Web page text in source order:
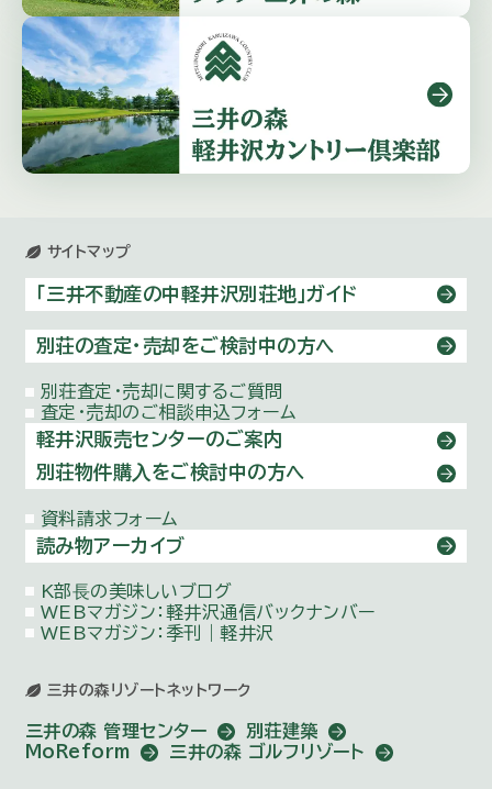
サイトマップ
「三井不動産の中軽井沢別荘地」ガイド
別荘の査定・売却をご検討中の方へ
別荘査定・売却に関するご質問
査定・売却のご相談申込フォーム
軽井沢販売センターのご案内
別荘物件購⼊をご検討中の方へ
資料請求フォーム
読み物アーカイブ
K部⻑の美味しいブログ
WEBマガジン： 軽井沢通信バックナンバー
WEBマガジン：季刊｜軽井沢
三井の森リゾートネットワーク
三井の森 管理センター
別荘建築
MoReform
三井の森 ゴルフリゾート